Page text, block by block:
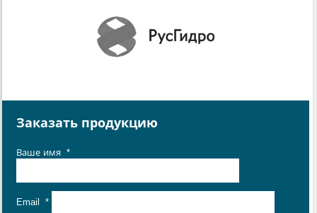
Заказать продукцию
Ваше имя *
Email *